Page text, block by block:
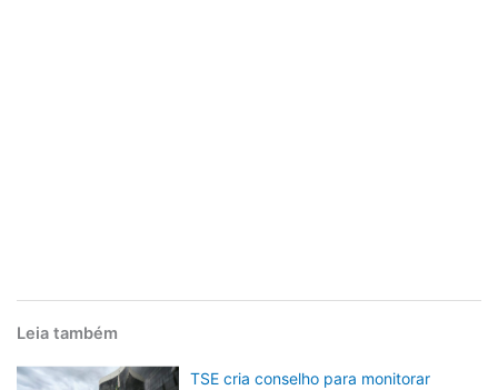
Leia também
TSE cria conselho para monitorar